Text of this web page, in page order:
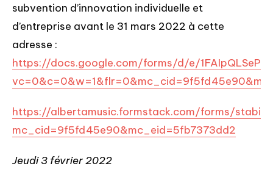
subvention d’innovation individuelle et
d’entreprise avant le 31 mars 2022 à cette
adresse :
https://docs.google.com/forms/d/e/
https://albertamusic.formstack.com/forms/
mc_cid=9f5fd45e90&mc_eid=5fb7373dd2
Jeudi 3 février 2022